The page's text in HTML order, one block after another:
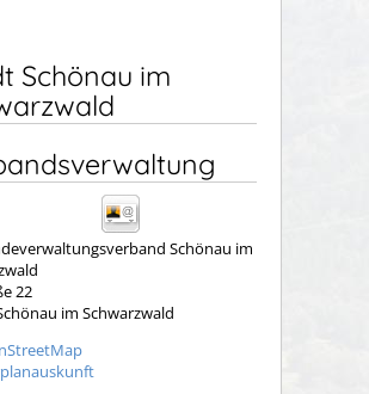
Schönau im
Schönau im
22
im Schwarzwald